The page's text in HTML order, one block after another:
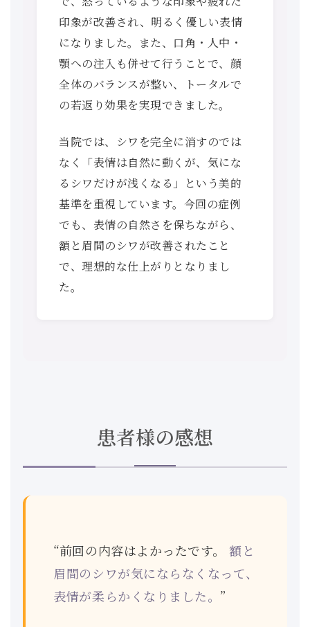
印象が改善され、明るく優しい表情
になりました。また、口角・人中・
顎への注入も併せて行うことで、顔
全体のバランスが整い、トータルで
の若返り効果を実現できました。
当院では、シワを完全に消すのでは
なく「表情は自然に動くが、気にな
るシワだけが浅くなる」という美的
基準を重視しています。今回の症例
でも、表情の自然さを保ちながら、
額と眉間のシワが改善されたこと
で、理想的な仕上がりとなりまし
た。
患者様の感想
“前回の内容はよかったです。 額と
眉間のシワが気にならなくなって、
表情が柔らかくなりました。 ”